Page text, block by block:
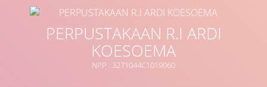
PERPUSTAKAAN R.I ARDI
KOESOEMA
NPP : 3271044C1019060